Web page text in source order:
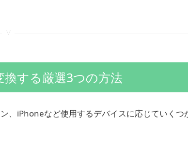
換する厳選3つの方法
、iPhoneなど使用するデバイスに応じていくつ